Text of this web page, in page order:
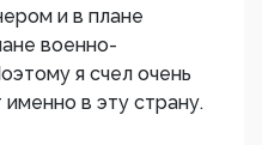
и в плане
военно-
я счел очень
в эту страну.